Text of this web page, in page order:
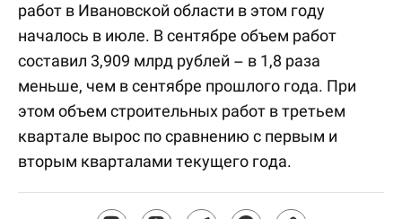
работ в Ивановской области в этом году
началось в июле. В сентябре объем работ
составил 3,909 млрд рублей – в 1,8 раза
меньше, чем в сентябре прошлого года. При
этом объем строительных работ в третьем
квартале вырос по сравнению с первым и
вторым кварталами текущего года.